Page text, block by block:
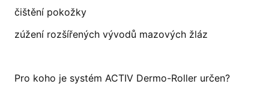
čištění pokožky
zúžení rozšířených vývodů mazových žláz
Pro koho je systém ACTIV Dermo-Roller určen?